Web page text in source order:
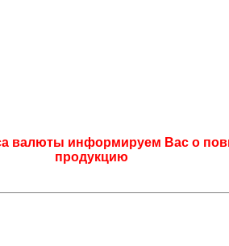
валюты информируем Вас о
продукцию